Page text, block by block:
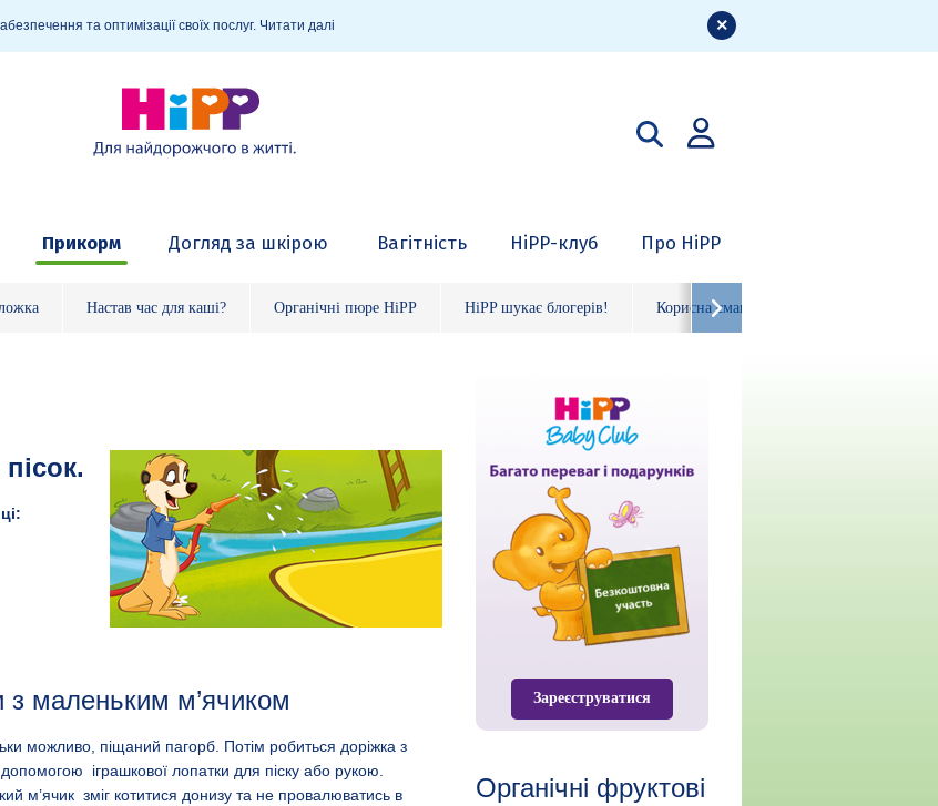
та оптимізації своїх послуг. Читати далі
Прикорм Догляд за шкірою Вагітність HiPP-клуб Про HiPP
Настав час для каші? Органічні пюре HiPP HiPP шукає блогерів! Корисна смакота
з маленьким м’ячиком
можливо, піщаний пагорб. Потім робиться доріжка з
іграшкової лопатки для піску або рукою.
м’ячик зміг котитися донизу та не провалюватись в
Зареєструватися
Органічні фруктові